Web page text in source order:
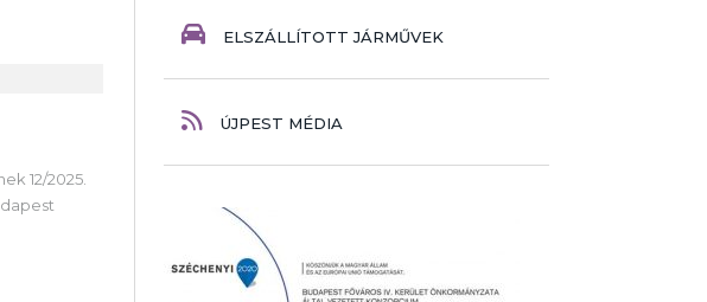
12/2025.
ELSZÁLLÍTOTT JÁRMŰVEK
ÚJPEST MÉDIA